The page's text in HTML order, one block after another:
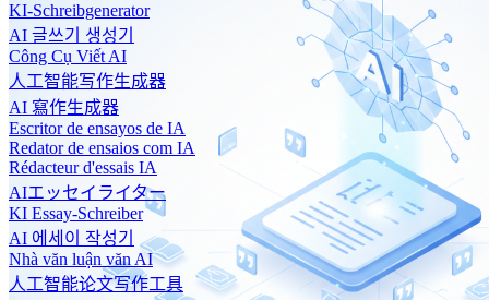
KI-Schreibgenerator
AI 글쓰기 생성기
Công Cụ Viết AI
人工智能写作生成器
AI 寫作生成器
Escritor de ensayos de IA
Redator de ensaios com IA
Rédacteur d'essais IA
AIエッセイライター
KI Essay-Schreiber
AI 에세이 작성기
Nhà văn luận văn AI
人工智能论文写作工具